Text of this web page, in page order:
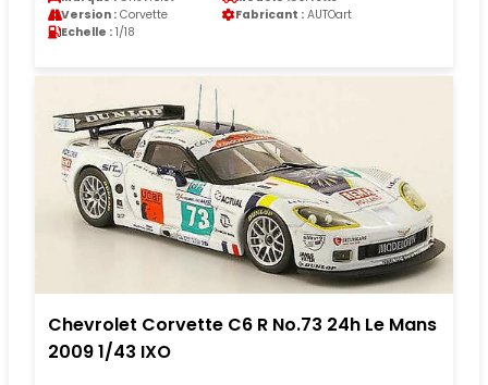
Version : Corvette Fabricant : AUTOart
Echelle : 1/18
Chevrolet Corvette C6 R No.73 24h Le Mans
2009 1/43 IXO